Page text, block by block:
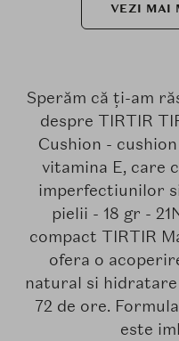
VEZI MAI
Sperăm că ți-am
despre TIRTIR
Cushion -
vitamina E, care
imperfectiunilor
pielii - 18 gr -
compact TIRTIR
ofera o
natural si
72 de ore.
este